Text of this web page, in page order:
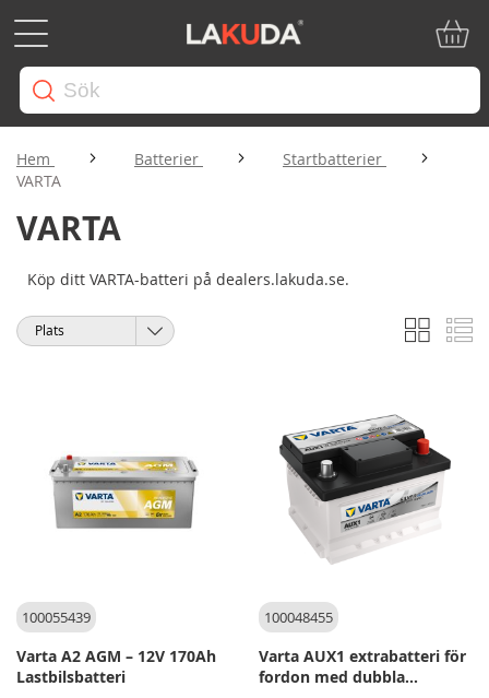
Hem Batterier
Startbatterier
VARTA
VARTA
Köp ditt VARTA-batteri på dealers.lakuda.se.
Visa
som
Rutnät
Sortera
100055439
Varta A2 AGM – 12V 170Ah
Lastbilsbatteri
100048455
Varta AUX1 extrabatteri för
fordon med dubbla